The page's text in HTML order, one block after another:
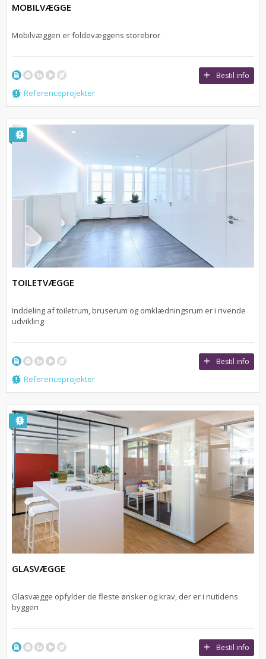
MOBILVÆGGE
Mobilvæggen er foldevæggens storebror
Bestil info
Referenceprojekter
TOILETVÆGGE
Inddeling af toiletrum, bruserum og omklædningsrum er i rivende
udvikling
Bestil info
Referenceprojekter
GLASVÆGGE
Glasvægge opfylder de fleste ønsker og krav, der er i nutidens
byggeri
Bestil info